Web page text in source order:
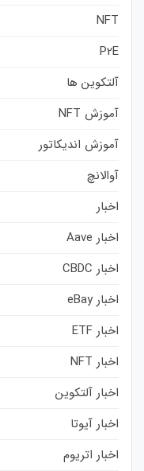
NFT
P2E
آلتکوین ها
آموزش NFT
آموزش اندیکاتور
آوالانچ
اخبار
اخبار Aave
اخبار CBDC
اخبار eBay
اخبار ETF
اخبار NFT
اخبار آلتکوین
اخبار آیوتا
اخبار اتریوم